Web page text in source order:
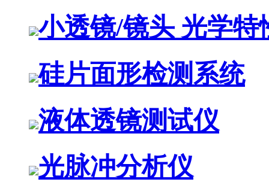
小透镜/镜头 光学特
硅片面形检测系统
液体透镜测试仪
光脉冲分析仪